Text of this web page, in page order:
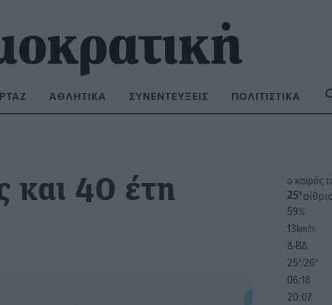
ΑΘΛΗΤΙΚΆ ΣΥΝΕΝΤΕΎΞΕΙΣ ΠΟΛΙΤΙΣΤΙΚΆ
και 40 έτη
o καιρός
25°
59%
13km/h
Δ-ΒΔ
25°/26°
06:18
20:07